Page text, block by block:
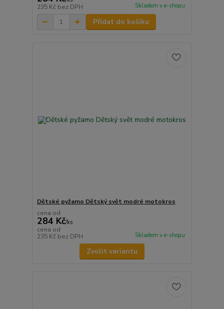
235 Kč bez DPH Skladem v e-shopu
Přidat do košíku
Dětské pyžamo Dětský svět modré motokros
cena od
284 Kč/ks
cena od
235 Kč bez DPH Skladem v e-shopu
Zvolit variantu